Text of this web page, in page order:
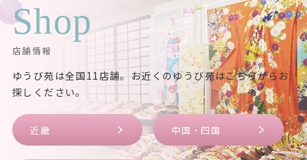
Shop
店舗情報
ゆうび苑は全国11店舗。お近くのゆうび苑はこちらからお
探しください。
近畿 中国・四国